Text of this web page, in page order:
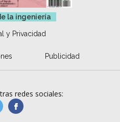
la ingeniería
y Privacidad
Publicidad
redes sociales:
manufacturaGE